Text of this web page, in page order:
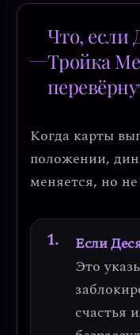
Что, если
Тройка
Когда карты
положении,
меняется, но не
Если
Это
счастья